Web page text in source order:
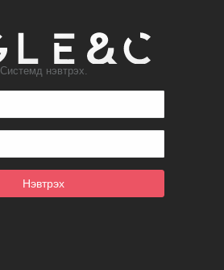
Системд нэвтрэх.
Нэвтрэх